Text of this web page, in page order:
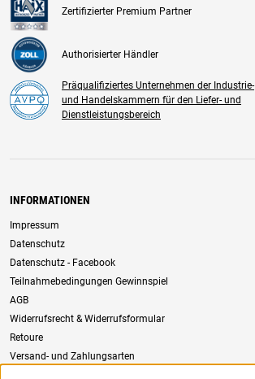
Zertifizierter Premium Partner
Authorisierter Händler
Präqualifiziertes Unternehmen der Industrie-
und Handelskammern für den Liefer- und
Dienstleistungsbereich
INFORMATIONEN
Impressum
Datenschutz
Datenschutz - Facebook
Teilnahmebedingungen Gewinnspiel
AGB
Widerrufsrecht & Widerrufsformular
Retoure
Versand- und Zahlungsarten